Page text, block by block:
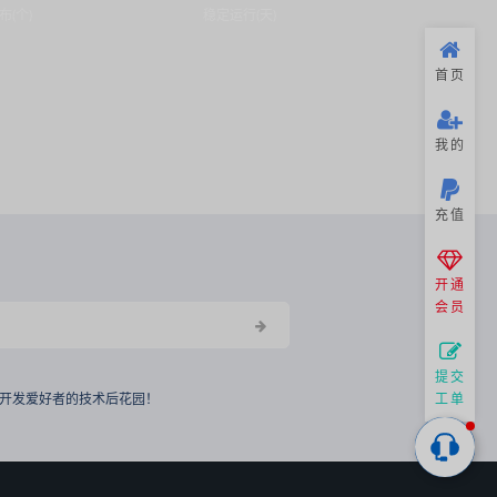
发爱好者的技术后花园！
首页
我的
充值
开通
会员
提交
工单